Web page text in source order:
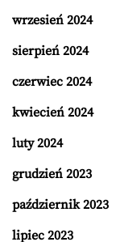
wrzesień 2024
sierpień 2024
czerwiec 2024
kwiecień 2024
luty 2024
grudzień 2023
październik 2023
lipiec 2023